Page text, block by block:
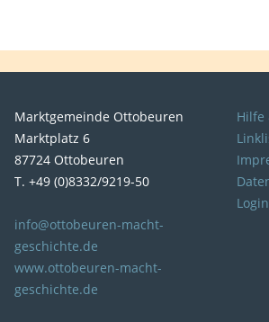
Marktgemeinde Ottobeuren
Marktplatz 6
87724 Ottobeuren
T. +49 (0)8332/9219-50
info@ottobeuren-macht-
geschichte.de
www.ottobeuren-macht-
geschichte.de
Hilfe
Login